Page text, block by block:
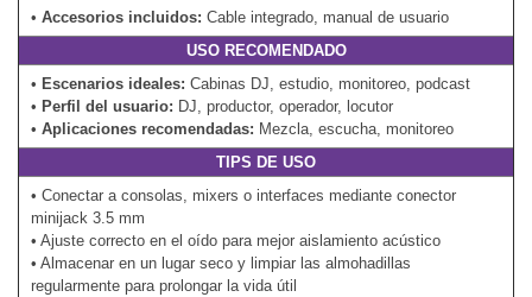
• Accesorios incluidos: Cable integrado, manual de usuario
USO RECOMENDADO
• Escenarios ideales: Cabinas DJ, estudio, monitoreo, podcast
• Perfil del usuario: DJ, productor, operador, locutor
• Aplicaciones recomendadas: Mezcla, escucha, monitoreo
TIPS DE USO
• Conectar a consolas, mixers o interfaces mediante conector
minijack 3.5 mm
• Ajuste correcto en el oído para mejor aislamiento acústico
• Almacenar en un lugar seco y limpiar las almohadillas
regularmente para prolongar la vida útil